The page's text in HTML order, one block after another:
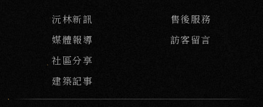
沅林新訊
媒體報導
社區分享
建築記事
售後服務
訪客留言